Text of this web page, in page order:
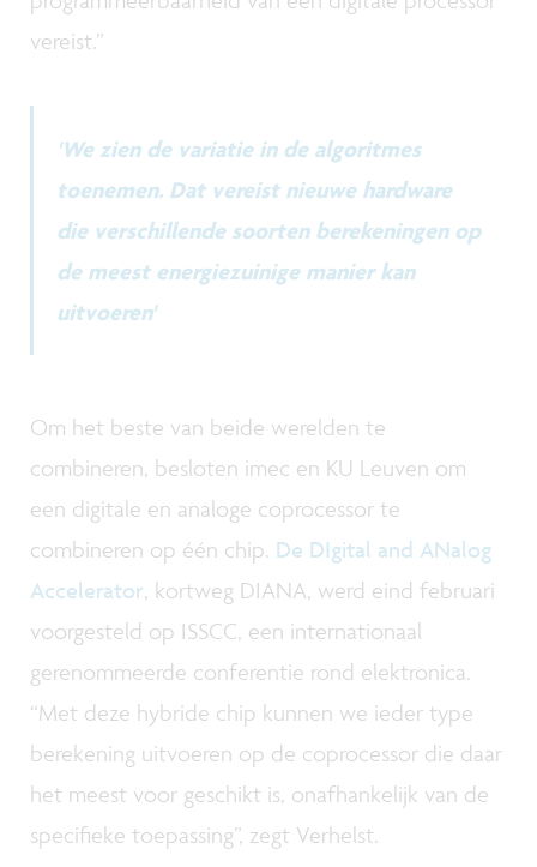
vereist.”
'We zien de variatie in de algoritmes
toenemen. Dat vereist nieuwe hardware
die verschillende soorten berekeningen op
de meest energiezuinige manier kan
uitvoeren'
Om het beste van beide werelden te
combineren, besloten imec en KU Leuven om
een digitale en analoge coprocessor te
combineren op één chip. De DIgital and ANalog
Accelerator, kortweg DIANA, werd eind februari
voorgesteld op ISSCC, een internationaal
gerenommeerde conferentie rond elektronica.
“Met deze hybride chip kunnen we ieder type
berekening uitvoeren op de coprocessor die daar
het meest voor geschikt is, onafhankelijk van de
specifieke toepassing”, zegt Verhelst.